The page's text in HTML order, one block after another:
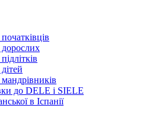
дорослих
до DELE і SIELE
в Іспанії